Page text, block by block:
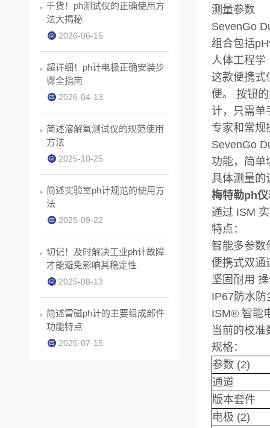
测量参数
SevenGo
组合包括
人体工程学
这款便携式
便。 按钮
计，只需单
专家和常规
SevenGo
功能，简单
具体测量的
梅特勒ph
通过 ISM
特点：
智能多参数
便携式双通
坚固耐用
IP67防水
ISM® 智能
当前的校
规格：
参数 (2)
通道
版本套件
电极 (2)
干货！ph测试仪的正确使用方
法大揭秘
2026-06-15
超详细！ph计电极正确安装步
骤全指南
2026-04-13
简述溶解氧测试仪的规范使用
方法
2025-10-25
简述实验室ph计规范的使用方
法
2025-09-22
切记！及时解决工业ph计故障
才能避免影响其稳定性
2025-08-13
简述雷磁ph计的主要组成部件
功能特点
2025-07-15